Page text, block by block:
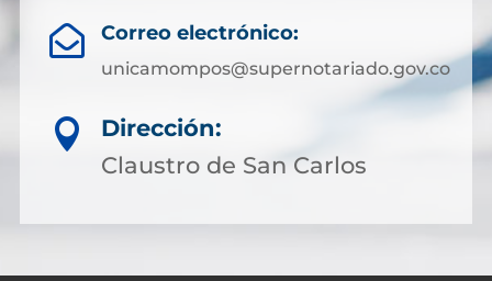
 Correo electrónico:
unicamompos@supernotariado.gov.co

Dirección:
Claustro de San Carlos